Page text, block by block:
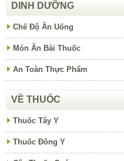
DINH DƯỠNG
Chế Độ Ăn Uống
Món Ăn Bài Thuốc
An Toàn Thực Phẩm
VỀ THUỐC
Thuốc Tây Y
Thuốc Đông Y